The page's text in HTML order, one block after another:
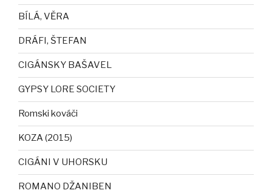
BÍLÁ, VĚRA
DRÁFI, ŠTEFAN
CIGÁNSKY BAŠAVEL
GYPSY LORE SOCIETY
Romski kováči
KOZA (2015)
CIGÁNI V UHORSKU
ROMANO DŽANIBEN